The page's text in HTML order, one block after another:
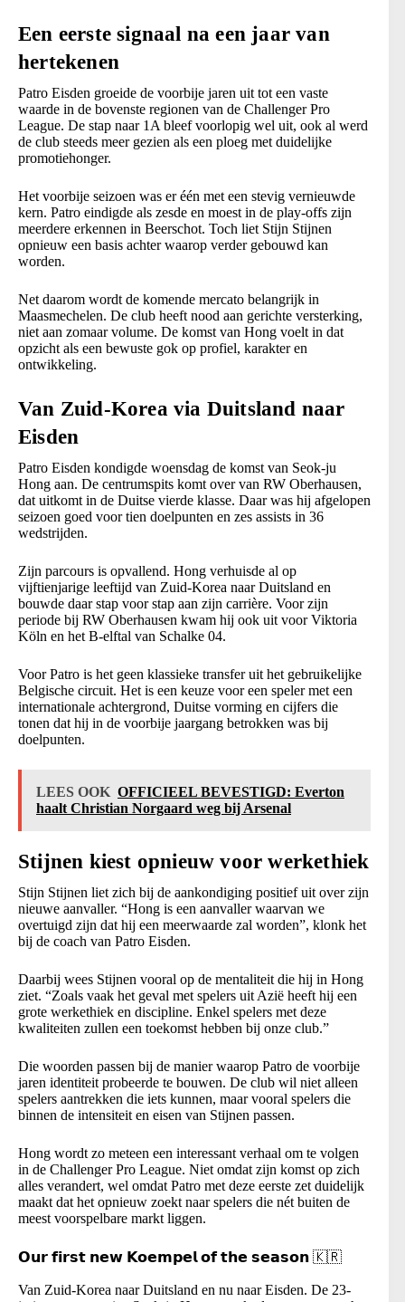
Een eerste signaal na een jaar van
hertekenen
Patro Eisden groeide de voorbije jaren uit tot een vaste
waarde in de bovenste regionen van de Challenger Pro
League. De stap naar 1A bleef voorlopig wel uit, ook al werd
de club steeds meer gezien als een ploeg met duidelijke
promotiehonger.
Het voorbije seizoen was er één met een stevig vernieuwde
kern. Patro eindigde als zesde en moest in de play-offs zijn
meerdere erkennen in Beerschot. Toch liet Stijn Stijnen
opnieuw een basis achter waarop verder gebouwd kan
worden.
Net daarom wordt de komende mercato belangrijk in
Maasmechelen. De club heeft nood aan gerichte versterking,
niet aan zomaar volume. De komst van Hong voelt in dat
opzicht als een bewuste gok op profiel, karakter en
ontwikkeling.
Van Zuid-Korea via Duitsland naar
Eisden
Patro Eisden kondigde woensdag de komst van Seok-ju
Hong aan. De centrumspits komt over van RW Oberhausen,
dat uitkomt in de Duitse vierde klasse. Daar was hij afgelopen
seizoen goed voor tien doelpunten en zes assists in 36
wedstrijden.
Zijn parcours is opvallend. Hong verhuisde al op
vijftienjarige leeftijd van Zuid-Korea naar Duitsland en
bouwde daar stap voor stap aan zijn carrière. Voor zijn
periode bij RW Oberhausen kwam hij ook uit voor Viktoria
Köln en het B-elftal van Schalke 04.
Voor Patro is het geen klassieke transfer uit het gebruikelijke
Belgische circuit. Het is een keuze voor een speler met een
internationale achtergrond, Duitse vorming en cijfers die
tonen dat hij in de voorbije jaargang betrokken was bij
doelpunten.
LEES OOK OFFICIEEL BEVESTIGD: Everton
haalt Christian Norgaard weg bij Arsenal
Stijnen kiest opnieuw voor werkethiek
Stijn Stijnen liet zich bij de aankondiging positief uit over zijn
nieuwe aanvaller. “Hong is een aanvaller waarvan we
overtuigd zijn dat hij een meerwaarde zal worden”, klonk het
bij de coach van Patro Eisden.
Daarbij wees Stijnen vooral op de mentaliteit die hij in Hong
ziet. “Zoals vaak het geval met spelers uit Azië heeft hij een
grote werkethiek en discipline. Enkel spelers met deze
kwaliteiten zullen een toekomst hebben bij onze club.”
Die woorden passen bij de manier waarop Patro de voorbije
jaren identiteit probeerde te bouwen. De club wil niet alleen
spelers aantrekken die iets kunnen, maar vooral spelers die
binnen de intensiteit en eisen van Stijnen passen.
Hong wordt zo meteen een interessant verhaal om te volgen
in de Challenger Pro League. Niet omdat zijn komst op zich
alles verandert, wel omdat Patro met deze eerste zet duidelijk
maakt dat het opnieuw zoekt naar spelers die nét buiten de
meest voorspelbare markt liggen.
𝗢𝘂𝗿 𝗳𝗶𝗿𝘀𝘁 𝗻𝗲𝘄 𝗞𝗼𝗲𝗺𝗽𝗲𝗹 𝗼𝗳 𝘁𝗵𝗲 𝘀𝗲𝗮𝘀𝗼𝗻 🇰🇷
Van Zuid-Korea naar Duitsland en nu naar Eisden. De 23-